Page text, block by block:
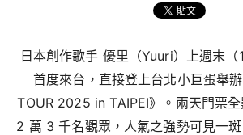
日本創作歌手 優里（Yuuri）上週末（
首度來台，直接登上台北小巨蛋舉
TOUR 2025 in TAIPEI》。兩天門票
2 萬 3 千名觀眾，人氣之強勢可見一